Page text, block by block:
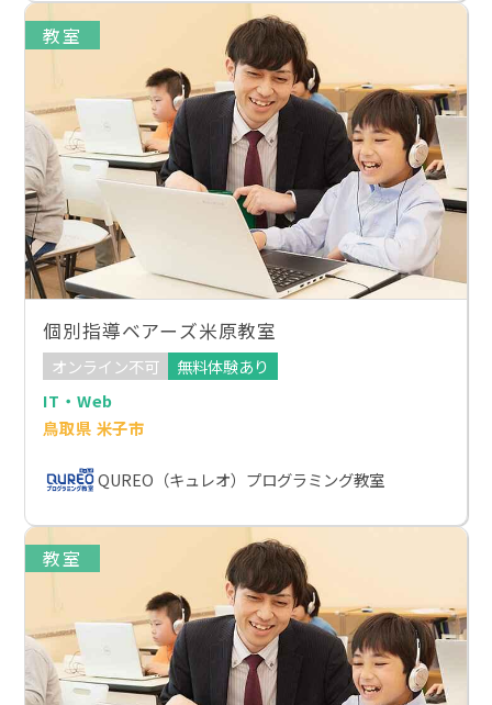
教室
個別指導ベアーズ米原教室
オンライン不可
無料体験あり
IT・Web
鳥取県 米子市
QUREO（キュレオ）プログラミング教室
教室